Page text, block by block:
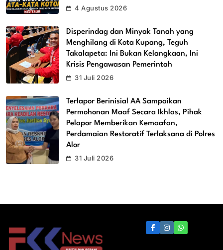
4 Agustus 2026
Disperindag dan Minyak Tanah yang
Menghilang di Kota Kupang, Teguh
Takalapeta: Ini Bukan Kelangkaan, Ini
Krisis Pengawasan Pemerintah
31 Juli 2026
Terlapor Berinisial AA Sampaikan
Permohonan Maaf Secara Ikhlas, Pihak
Pelapor Memberikan Kemaafan,
Perdamaian Restoratif Terlaksana di Polres
Alor
31 Juli 2026